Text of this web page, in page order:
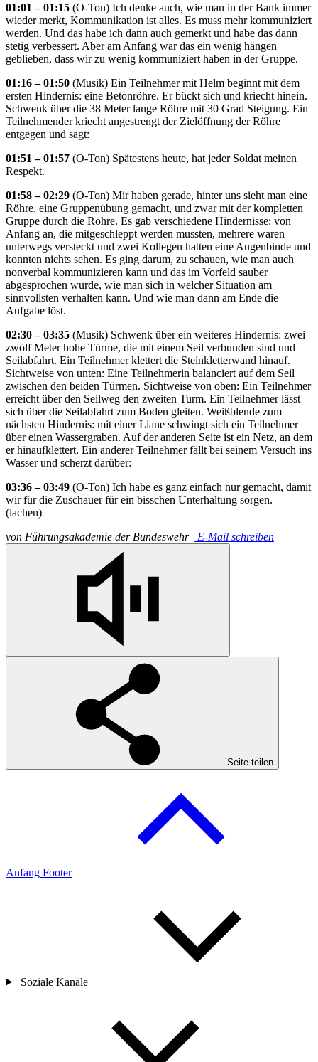
01:01 – 01:15 (O-Ton) Ich denke auch, wie man in der Bank immer
wieder merkt, Kommunikation ist alles. Es muss mehr kommuniziert
werden. Und das habe ich dann auch gemerkt und habe das dann
stetig verbessert. Aber am Anfang war das ein wenig hängen
geblieben, dass wir zu wenig kommuniziert haben in der Gruppe.
01:16 – 01:50 (Musik) Ein Teilnehmer mit Helm beginnt mit dem
ersten Hindernis: eine Betonröhre. Er bückt sich und kriecht hinein.
Schwenk über die 38 Meter lange Röhre mit 30 Grad Steigung. Ein
Teilnehmender kriecht angestrengt der Zielöffnung der Röhre
entgegen und sagt:
01:51 – 01:57 (O-Ton) Spätestens heute, hat jeder Soldat meinen
Respekt.
01:58 – 02:29 (O-Ton) Mir haben gerade, hinter uns sieht man eine
Röhre, eine Gruppenübung gemacht, und zwar mit der kompletten
Gruppe durch die Röhre. Es gab verschiedene Hindernisse: von
Anfang an, die mitgeschleppt werden mussten, mehrere waren
unterwegs versteckt und zwei Kollegen hatten eine Augenbinde und
konnten nichts sehen. Es ging darum, zu schauen, wie man auch
nonverbal kommunizieren kann und das im Vorfeld sauber
abgesprochen wurde, wie man sich in welcher Situation am
sinnvollsten verhalten kann. Und wie man dann am Ende die
Aufgabe löst.
02:30 – 03:35 (Musik) Schwenk über ein weiteres Hindernis: zwei
zwölf Meter hohe Türme, die mit einem Seil verbunden sind und
Seilabfahrt. Ein Teilnehmer klettert die Steinkletterwand hinauf.
Sichtweise von unten: Eine Teilnehmerin balanciert auf dem Seil
zwischen den beiden Türmen. Sichtweise von oben: Ein Teilnehmer
erreicht über den Seilweg den zweiten Turm. Ein Teilnehmer lässt
sich über die Seilabfahrt zum Boden gleiten. Weißblende zum
nächsten Hindernis: mit einer Liane schwingt sich ein Teilnehmer
über einen Wassergraben. Auf der anderen Seite ist ein Netz, an dem
er hinaufklettert. Ein anderer Teilnehmer fällt bei seinem Versuch ins
Wasser und scherzt darüber:
03:36 – 03:49 (O-Ton) Ich habe es ganz einfach nur gemacht, damit
wir für die Zuschauer für ein bisschen Unterhaltung sorgen.
(lachen)
von Führungsakademie der Bundeswehr E-Mail schreiben
Seite teilen
Anfang Footer
Soziale Kanäle